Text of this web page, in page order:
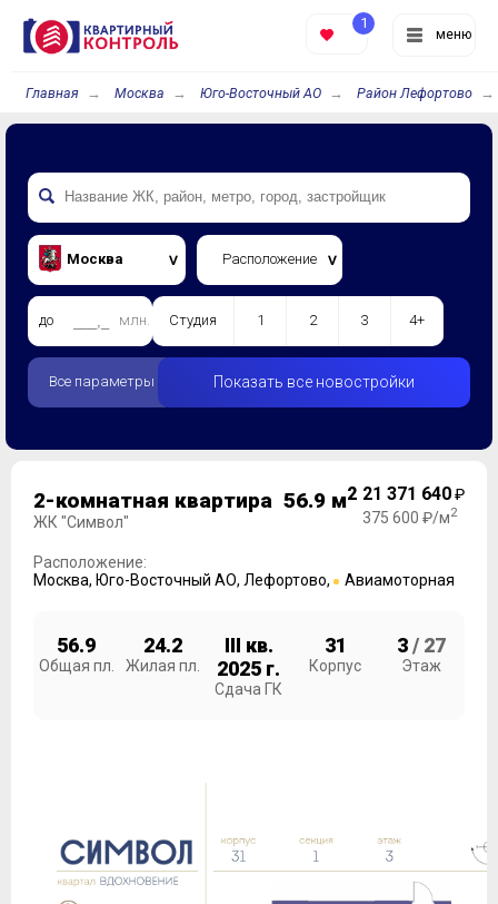
меню
1
Главная Москва Юго-Восточный АО Район Лефортово
Москва Расположение
до млн. Студия 1 2 3 4+
Все параметры Показать все новостройки
2-комнатная квартира 56.9 м2
ЖК "Символ"
21 371 640₽
375 600 ₽/м2
Расположение:
Москва, Юго-Восточный АО, Лефортово, Авиамоторная
56.9
Общая пл.
24.2
Жилая пл.
III кв.
2025 г.
Сдача ГК
31
Корпус
3/ 27
Этаж